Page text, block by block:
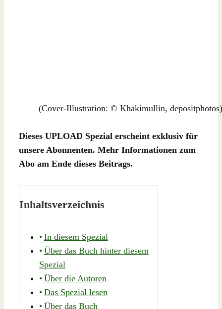
(Cover-Illustration: © Khakimullin, depositphotos)
Dieses UPLOAD Spezial erscheint exklusiv für
unsere Abonnenten. Mehr Informationen zum
Abo am Ende dieses Beitrags.
Inhaltsverzeichnis
In diesem Spezial
Über das Buch hinter diesem
Spezial
Über die Autoren
Das Spezial lesen
Über das Buch